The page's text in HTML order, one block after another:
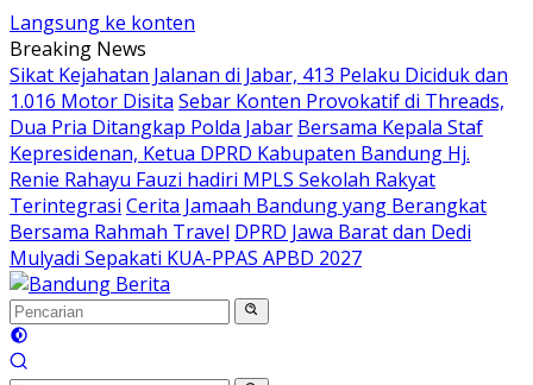
Langsung ke konten
Breaking News
Sikat Kejahatan Jalanan di Jabar, 413 Pelaku Diciduk dan
1.016 Motor Disita Sebar Konten Provokatif di Threads,
Dua Pria Ditangkap Polda Jabar Bersama Kepala Staf
Kepresidenan, Ketua DPRD Kabupaten Bandung Hj.
Renie Rahayu Fauzi hadiri MPLS Sekolah Rakyat
Terintegrasi Cerita Jamaah Bandung yang Berangkat
Bersama Rahmah Travel DPRD Jawa Barat dan Dedi
Mulyadi Sepakati KUA-PPAS APBD 2027